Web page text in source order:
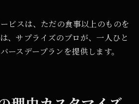
ビスは、ただの食事以上のものを
、サプライズのプロが、一人ひと
ースデープランを提供します。